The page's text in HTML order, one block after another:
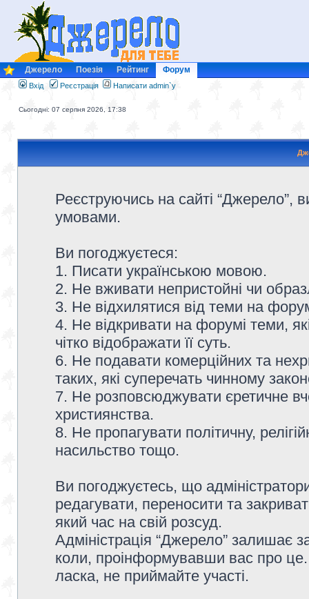
Джерело Поезія Рейтинг Форум
Вхід Реєстрація Написати admin`у
Сьогодні: 07 серпня 2026, 17:38
Реєструючись на сайті “Джерело”,
умовами.
Ви погоджуєтеся:
1. Писати українською мовою.
2. Не вживати непристойні чи
3. Не відхилятися від теми на
4. Не відкривати на форумі теми,
чітко відображати її суть.
6. Не подавати комерційних та
таких, які суперечать чинному
7. Не розповсюджувати єретичне
християнства.
8. Не пропагувати політичну,
насильство тощо.
Ви погоджуєтесь, що
редагувати, переносити та
який час на свій розсуд.
Адміністрація “Джерело” залишає
коли, проінформувавши вас про
ласка, не приймайте участі.